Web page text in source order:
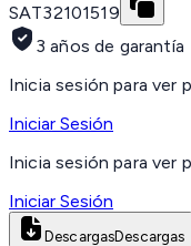
SAT32101519
3 años de garantía
Inicia sesión para ver
Iniciar Sesión
Inicia sesión para ver
Iniciar Sesión
DescargasDescargas